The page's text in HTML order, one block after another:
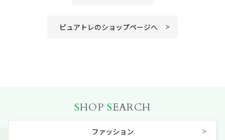
ピュアトレのショップページへ
SHOP SEARCH
ファッション